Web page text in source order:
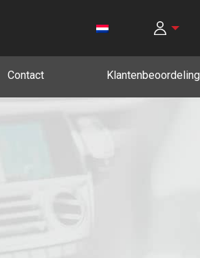
Contact Klantenbeoordeling